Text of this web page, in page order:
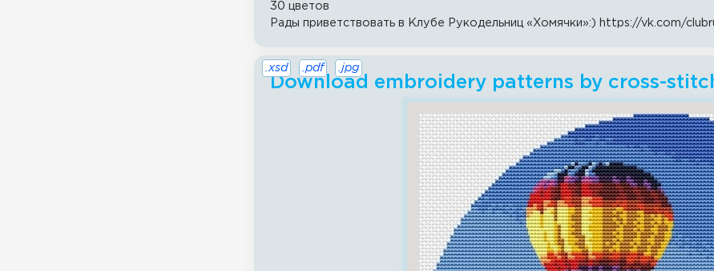
30 цветов
Рады приветствовать в Клубе Рукодельниц «Хомячки»:) https://vk.com/
Download embroidery patterns by cross-
.xsd .pdf .jpg